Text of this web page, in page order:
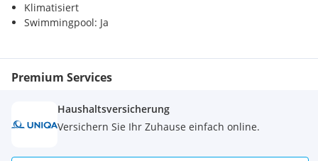
https://panorama-scouting.com | Real Estate Croatia |
Seafront Properties And Properties With Sea Views
Klimatisiert
Swimmingpool: Ja
Premium Services
Haushaltsversicherung
Versichern Sie Ihr Zuhause einfach online.